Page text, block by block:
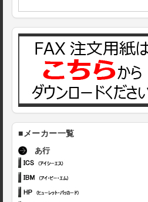
■メーカー一覧
あ行